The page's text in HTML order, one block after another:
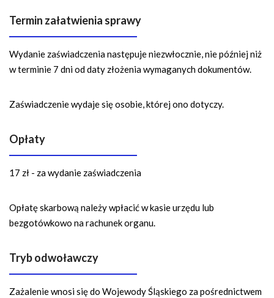
Termin załatwienia sprawy
Wydanie zaświadczenia następuje niezwłocznie, nie później niż
w terminie 7 dni od daty złożenia wymaganych dokumentów.
Zaświadczenie wydaje się osobie, której ono dotyczy.
Opłaty
17 zł - za wydanie zaświadczenia
Opłatę skarbową należy wpłacić w kasie urzędu lub
bezgotówkowo na rachunek organu.
Tryb odwoławczy
Zażalenie wnosi się do Wojewody Śląskiego za pośrednictwem